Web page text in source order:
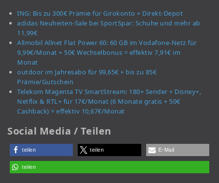
ING: Bis zu 300€ Prämie für Girokonto + Direkt-Depot
adidas Neuheiten-Sale bei SportSpar: Schuhe und mehr ab
11,99€
Allmobil Allnet Flat Power 60: 60 GB im Vodafone-Netz für
9,99€/Monat + 50€ Wechselbonus = effektiv 7,91€ im
Monat
outdoor im Jahresabo für 99,65€ + bis zu 85€
Prämie/Gutschein
Telekom Magenta TV SmartStream: 180+ Sender + Disney+,
Netflix & RTL+ für 17€/Monat (6 Monate gratis + 50€
Cashback) = effektiv 10,67€/Monat
Social Media / Teilen
teilen teilen E-Mail
teilen